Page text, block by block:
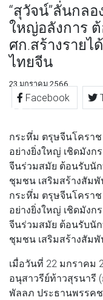
“สุวัจน์”ลั่นกล
ใหญ่อลังการ
ศก.สร้างราย
ไทยจีน
23 มกราคม 2566
Facebook
กระหึ่ม ตรุษจีนโครา
อย่างยิ่งใหญ่ เชิดมังก
จีนร่วมสมัย ต้อนรับนัก
ชุมชน เสริมสร้างสัม
กระหึ่ม ตรุษจีนโครา
อย่างยิ่งใหญ่ เชิดมังก
จีนร่วมสมัย ต้อนรับนัก
ชุมชน เสริมสร้างสัม
เมื่อวันที่ 22 มกราคม
อนุสาวรีย์ท้าวสุรนารี
พัลลภ ประธานพรรค